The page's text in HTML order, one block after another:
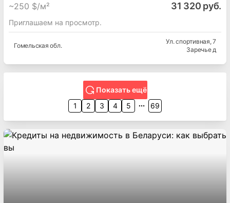
~250 $/м² 31 320 руб.
Приглашаем на просмотр.
Гомельская обл.
Ул. спортивная, 7
Заречье д
Показать ещё
1
2 3 4 5 69